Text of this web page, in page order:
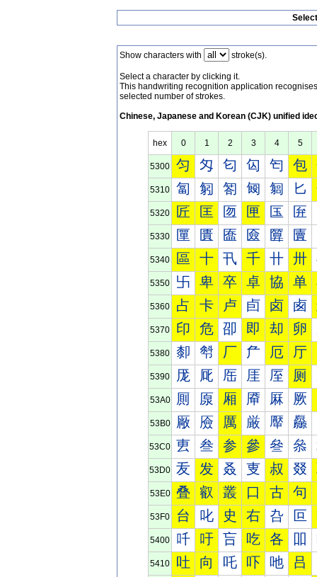
Show characters with stroke(s).
Select a character by clicking it.
This handwriting recognition application
selected number of strokes.
Chinese, Japanese and Korean (CJK) unified
hex 0 1 2 3 4 5
5300 匀 匁 匂 匃 匄 包
5310 匐 匑 匒 匓 匔 匕
5320 匠 匡 匢 匣 匤 匥
5330 匰 匱 匲 匳 匴 匵
5340 區 十 卂 千 卄 卅
5350 卐 卑 卒 卓 協 单
5360 占 卡 卢 卣 卤 卥
5370 印 危 卲 即 却 卵
5380 厀 厁 厂 厃 厄 厅
5390 厐 厑 厒 厓 厔 厕
53A0 厠 厡 厢 厣 厤 厥
53B0 厰 厱 厲 厳 厴 厵
53C0 叀 叁 参 參 叄 叅
53D0 叐 发 叒 叓 叔 叕
53E0 叠 叡 叢 口 古 句
53F0 台 叱 史 右 叴 叵
5400 吀 吁 吂 吃 各 吅
5410 吐 向 吒 吓 吔 吕